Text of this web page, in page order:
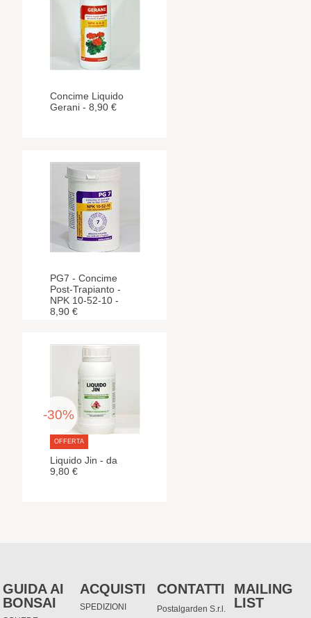
Concime Liquido
Gerani - 8,90 €
PG7 - Concime
Post-Trapianto -
NPK 10-52-10 -
8,90 €
OFFERTA
-30%
Liquido Jin - da
9,80 €
GUIDA AI
BONSAI
ACQUISTI
SPEDIZIONI
CONTATTI
Postalgarden S.r.l.
MAILING
LIST